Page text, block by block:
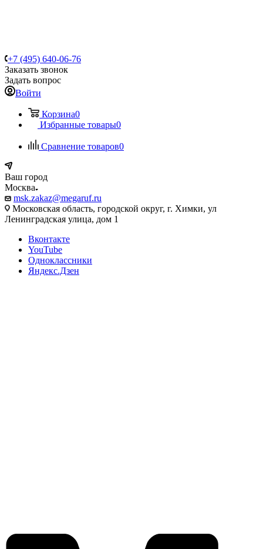
+7 (495) 640-06-76
Заказать звонок
Задать вопрос
Войти
Корзина0
Избранные товары0
Сравнение товаров0
Ваш город
Москва
msk.zakaz@megaruf.ru
Московская область, городской округ, г. Химки, ул
Ленинградская улица, дом 1
Вконтакте
YouTube
Одноклассники
Яндекс.Дзен